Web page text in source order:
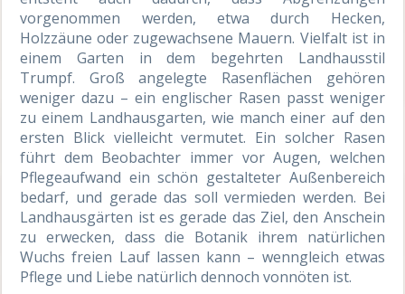
vorgenommen werden, etwa durch Hecken,
Holzzäune oder zugewachsene Mauern. Vielfalt ist in
einem Garten in dem begehrten Landhausstil
Trumpf. Groß angelegte Rasenflächen gehören
weniger dazu – ein englischer Rasen passt weniger
zu einem Landhausgarten, wie manch einer auf den
ersten Blick vielleicht vermutet. Ein solcher Rasen
führt dem Beobachter immer vor Augen, welchen
Pflegeaufwand ein schön gestalteter Außenbereich
bedarf, und gerade das soll vermieden werden. Bei
Landhausgärten ist es gerade das Ziel, den Anschein
zu erwecken, dass die Botanik ihrem natürlichen
Wuchs freien Lauf lassen kann – wenngleich etwas
Pflege und Liebe natürlich dennoch vonnöten ist.